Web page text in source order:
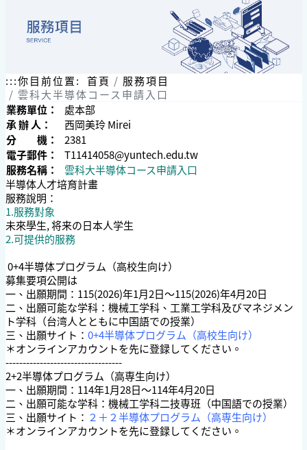
:::你目前位置: 首頁
服務項目
雲科大半導体コース申請入口
業務單位：
處本部
承 辦 人：
西岡美玲 Mirei
分 機：
2381
電子郵件：
T11414058@yuntech.edu.tw
服務名稱：
雲科大半導体コース申請入口
半導体人才培育計畫
服務說明：
1.服務對象
未來學生, 将来の日本人学生
2.可提供的服務
0+4半導体プログラム（高校生向け）
募集要項公開は
一、出願期間：115(2026)年1月2日〜115(2026)年4月20日
二、出願可能な学科：機械工学科、工業工学科及びマネジメン
ト学科（台湾人とともに中国語での授業）
三、出願サイト： 0+4半導体プログラム（高校生向け）
＊オンラインアカウントを先に登録してください。
----------------------------------
2+2半導体プログラム（高専生向け）
一、出願期間：114年1月28日〜114年4月20日
二、出願可能な学科：機械工学科二技専班（中国語での授業）
三、出願サイト： ２＋２半導体プログラム（高専生向け）
＊オンラインアカウントを先に登録してください。